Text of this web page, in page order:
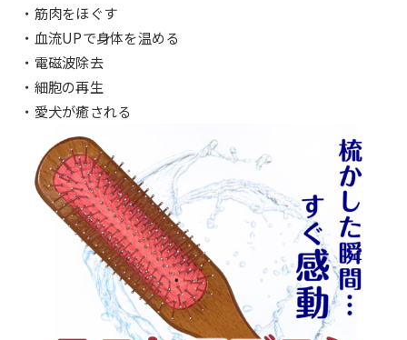
・筋肉をほぐす
・血流UPで身体を温める
・電磁波除去
・細胞の再生
・愛犬が癒される